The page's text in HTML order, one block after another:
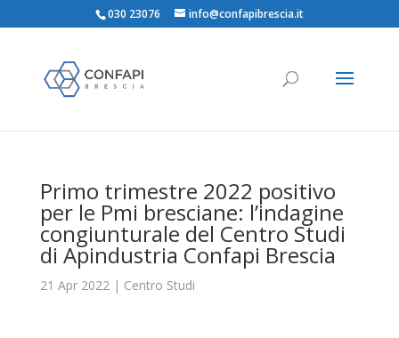
030 23076 info@confapibrescia.it
Primo trimestre 2022 positivo
per le Pmi bresciane: l’indagine
congiunturale del Centro Studi
di Apindustria Confapi Brescia
21 Apr 2022| Centro Studi